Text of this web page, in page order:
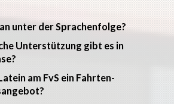
unter der Sprachenfolge?
Unterstützung gibt es in
am FvS ein Fahrten-